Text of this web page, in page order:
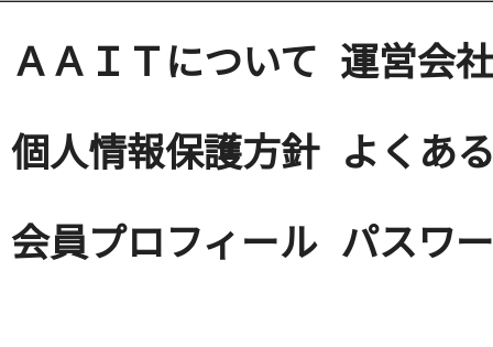
ＡＡＩＴについて 運営会社
個人情報保護方針 よくあ
会員プロフィール パスワ